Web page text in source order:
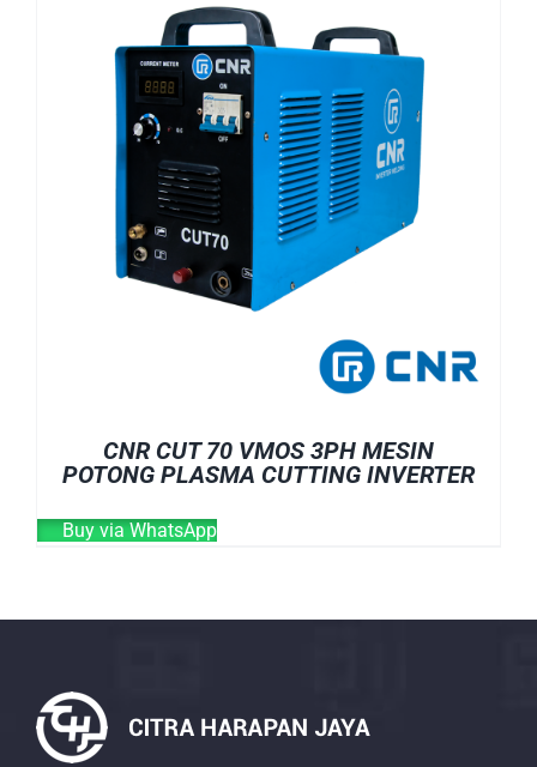
CNR CUT 70 VMOS 3PH MESIN
POTONG PLASMA CUTTING INVERTER
Buy via WhatsApp